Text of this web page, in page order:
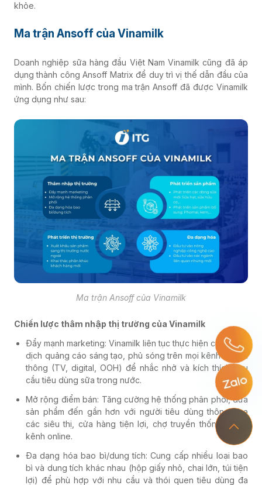
khỏe.
Ma trận Ansoff của Vinamilk
Doanh nghiệp sữa hàng đầu Việt Nam Vinamilk cũng đã áp
dụng thành công Ansoff Matrix để duy trì vị thế dẫn đầu của
mình. Bốn chiến lược trong ma trận Ansoff đã được Vinamilk
ứng dụng như sau:
Ma trận Ansoff của Vinamilk
Chiến lược thâm nhập thị trường của Vinamilk
Đẩy mạnh marketing: Vinamilk liên tục thực hiện các chiến
dịch quảng cáo sáng tạo, phủ sóng trên mọi kênh truyền
thông (TV, digital, OOH) để nhắc nhở và kích thích nhu
cầu tiêu dùng sữa trong nước.
Mở rộng điểm bán: Tăng cường hệ thống phân phối, đưa
sản phẩm đến gần hơn với người tiêu dùng thông qua
các siêu thị, cửa hàng tiện lợi, chợ truyền thống và cả
kênh online.
Đa dạng hóa bao bì/dung tích: Cung cấp nhiều loại bao
bì và dung tích khác nhau (hộp giấy nhỏ, chai lớn, túi tiện
lợi) để phù hợp với nhu cầu và thói quen tiêu dùng đa